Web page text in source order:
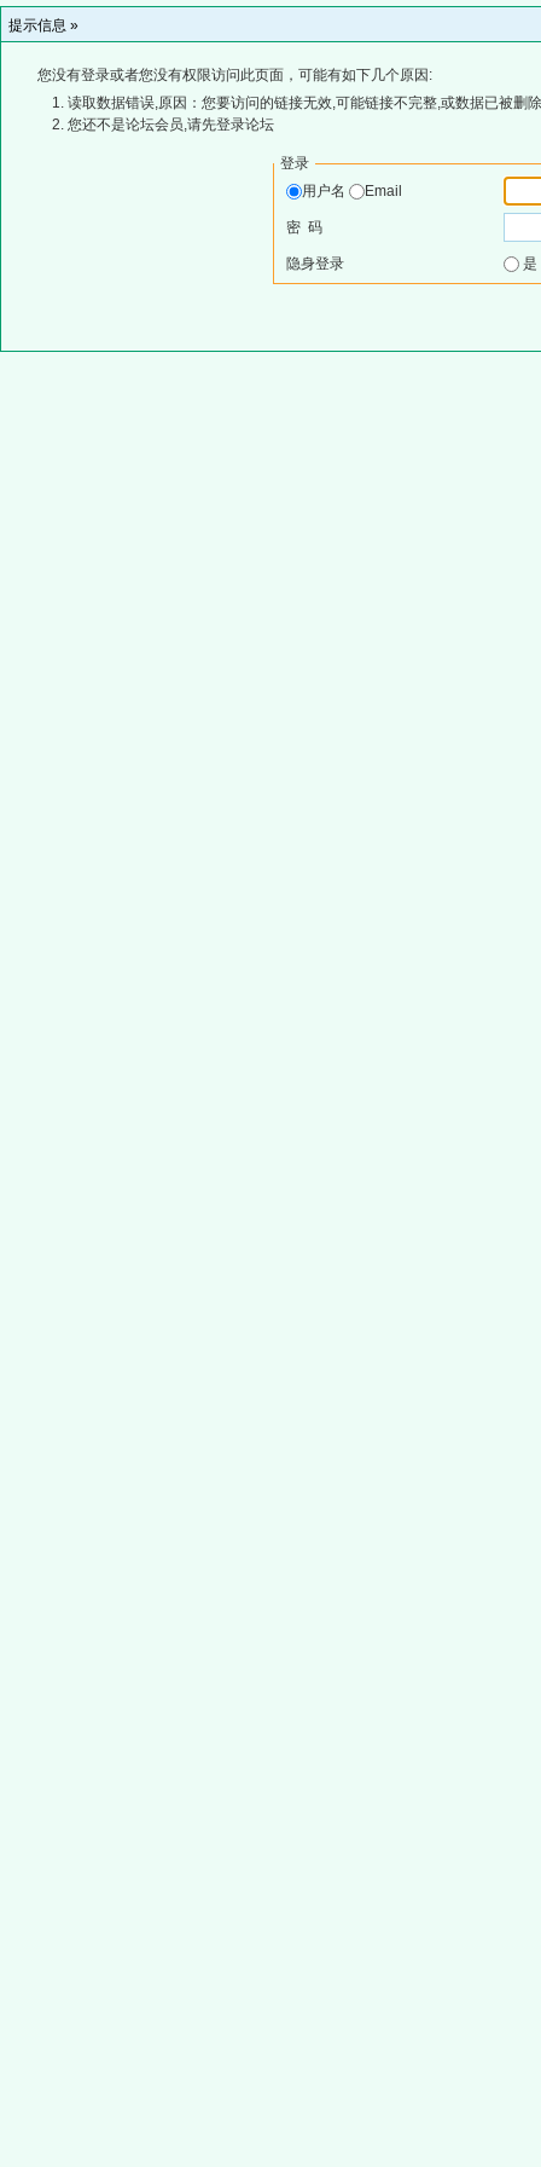
提示信息 »
您没有登录或者您没有权限访问此页面，可能有如下几个原因:
读取数据错误,原因：您要访问的链接无效,可能链接不完整,或数据已被删
您还不是论坛会员,请先登录论坛
登录
用户名
Email
密 码
隐身登录